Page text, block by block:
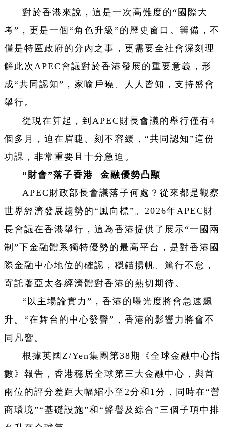
對於香港來說，這是一次高難度的“國際大
考”，更是一個“角色升級”的歷史窗口。籌備，不
僅是特區政府的分內之事，更需要全社會深刻理
解此次APEC會議對於香港發展的重要意義，形
成“共同認知”，家喻戶曉、人人皆知，支持盛會
舉行。
從現在算起，到APEC財長會議的舉行僅有4
個多月，迫在眉睫、刻不容緩，“共同認知”這份
功課，非常重要且十分急迫。
“財會”落子香港 金融優勢凸顯
APEC財政部長會議落子何處？從來都是觀察
世界經濟發展趨勢的“風向標”。2026年APEC財
長會議在香港舉行，這為香港提供了展示“一國兩
制”下金融體系獨特優勢的最高平台，是對香港國
際金融中心地位的確認，穩錨揚帆、篤行不怠，
寄託著亞太各經濟體對香港的熱切期待。
“以主場論實力”，香港的曝光度將會急速飆
升。“在舞台的中心發聲”，香港的影響力將會不
同凡響。
根據英國Z/Yen集團第38期《全球金融中心指
數》報告，香港穩居全球第三大金融中心，與首
兩位的評分差距大幅縮小至2分和1分，同時在“營
商環境”“基礎設施”和“聲譽及綜合”三個子項中排